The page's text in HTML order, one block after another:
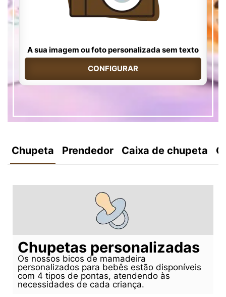
A sua imagem ou foto personalizada sem texto
CONFIGURAR
Chupeta Prendedor Caixa de chupeta
Chupetas personalizadas
Os nossos bicos de mamadeira
personalizados para bebês estão disponíveis
com 4 tipos de pontas, atendendo às
necessidades de cada criança.